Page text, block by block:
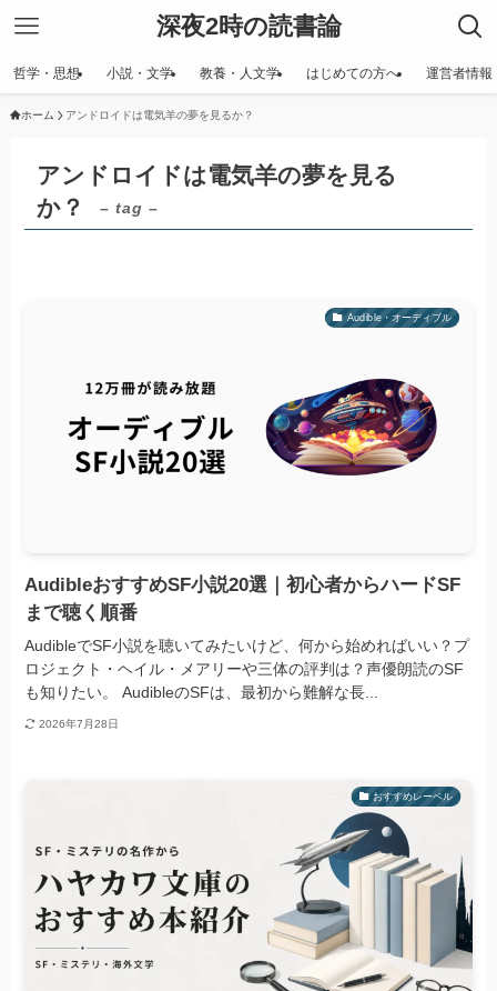
深夜2時の読書論
哲学・思想 小説・文学 教養・人文学 はじめての方へ 運営者情報
ホーム アンドロイドは電気羊の夢を見るか？
アンドロイドは電気羊の夢を見る
か？
– tag –
Audible・オーディブル
AudibleおすすめSF小説20選｜初心者からハードSF
まで聴く順番
AudibleでSF小説を聴いてみたいけど、何から始めればいい？プ
ロジェクト・ヘイル・メアリーや三体の評判は？声優朗読のSF
も知りたい。 AudibleのSFは、最初から難解な長...
2026年7月28日
おすすめレーベル